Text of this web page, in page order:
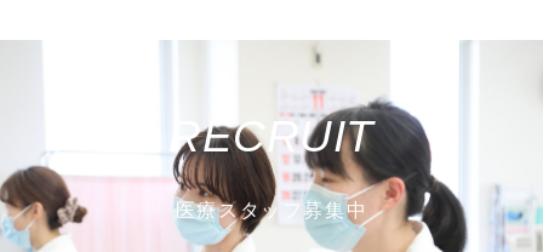
RECRUIT
医療スタッフ募集中